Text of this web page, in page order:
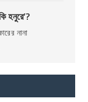
হনুরে’?
নানা